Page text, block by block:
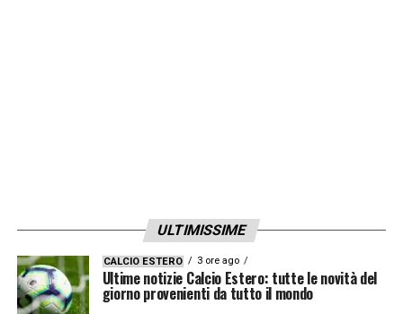
ULTIMISSIME
CALCIO ESTERO 3 ore ago
Ultime notizie Calcio Estero: tutte le novità del
giorno provenienti da tutto il mondo